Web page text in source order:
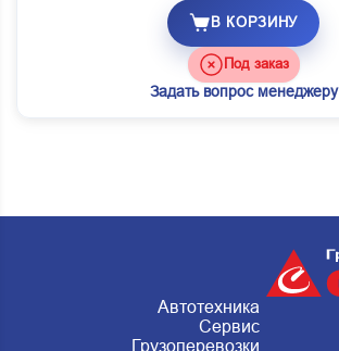
В КОРЗИНУ
Под заказ
Задать вопрос менеджеру
Автотехника
Сервис
Грузоперевозки